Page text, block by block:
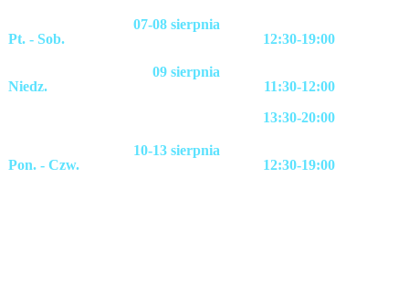
Pt. - Sob.
07-08 sierpnia
12:30-19:00
Niedz.
09 sierpnia
11:30-12:00
13:30-20:00
Pon. - Czw.
10-13 sierpnia
12:30-19:00